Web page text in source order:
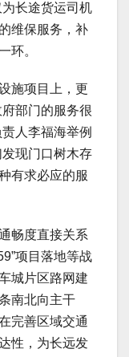
长途货运司机
维保服务，补
环。
施项目上，更
部门的服务很
人李福海举例
现门口树木存
有求必应的服
畅度直接关系
项目落地等战
城片区路网建
南北向主干
完善区域交通
性，为长远发